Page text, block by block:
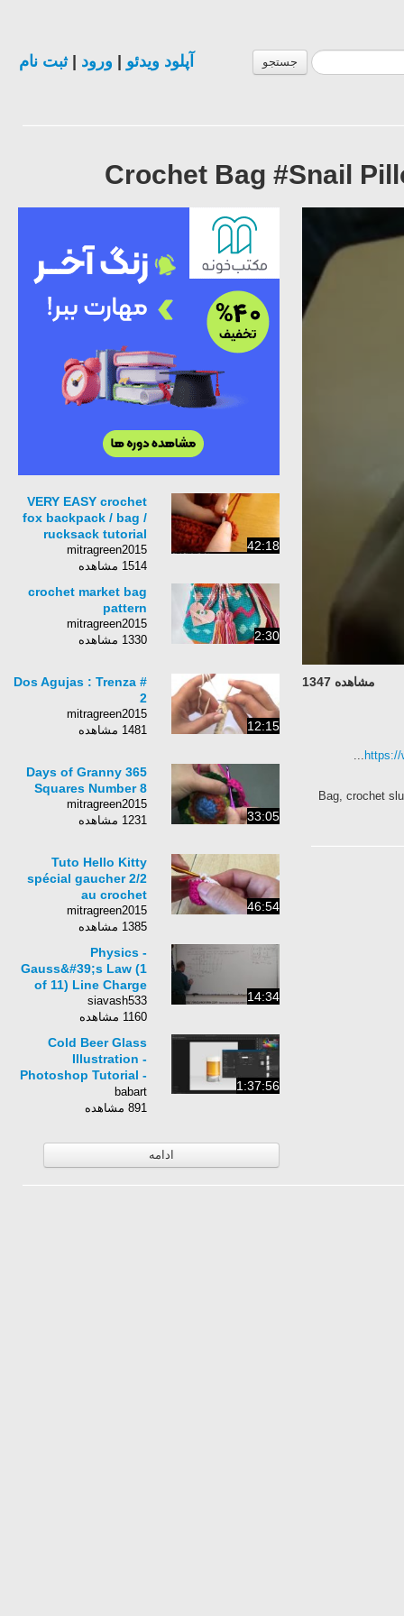
جستجو آپلود ویدئو ورود |ثبت نام
مشاهده 1347
Bag, crochet
42:18
VERY EASY crochet
fox backpack / bag /
rucksack tutorial
mitragreen2015
1514 مشاهده
2:30
crochet market bag
pattern
mitragreen2015
1330 مشاهده
12:15
Dos Agujas : Trenza #
2
mitragreen2015
1481 مشاهده
33:05
365 Days of Granny
Squares Number 8
mitragreen2015
1231 مشاهده
46:54
Tuto Hello Kitty
spécial gaucher 2/2
au crochet
mitragreen2015
1385 مشاهده
14:34
Physics -
Gauss&#39;s Law (1
of 11) Line Charge
siavash533
1160 مشاهده
1:37:56
Cold Beer Glass
Illustration -
Photoshop Tutorial -
BabArt iR
babart
891 مشاهده
ادامه